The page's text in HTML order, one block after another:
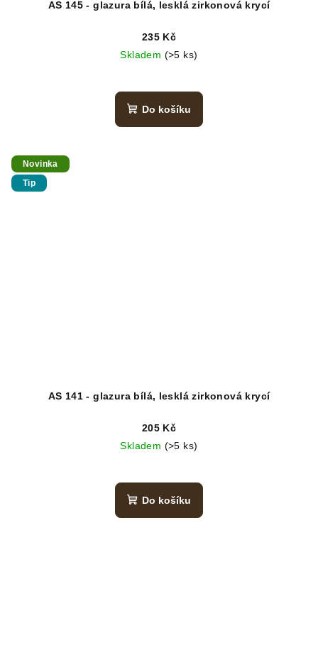
AS 145 - glazura bílá, lesklá zirkonová krycí
235 Kč
Skladem (>5 ks)
Do košíku
Novinka
Tip
AS 141 - glazura bílá, lesklá zirkonová krycí
205 Kč
Skladem (>5 ks)
Do košíku